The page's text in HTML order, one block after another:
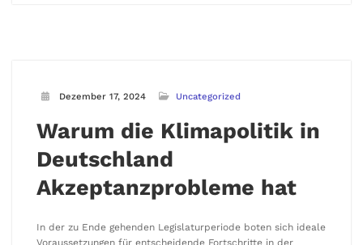
Dezember 17, 2024 Uncategorized
Warum die Klimapolitik in
Deutschland
Akzeptanzprobleme hat
In der zu Ende gehenden Legislaturperiode boten sich ideale
Voraussetzungen für entscheidende Fortschritte in der